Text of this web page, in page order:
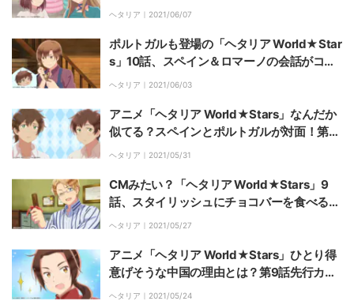
第11話先行カット＆あらすじ公開
ヘタリア｜ 2021/06/07
ポルトガルも登場の「ヘタリア World★Star
s」10話、スペイン＆ロマーノの会話がコミ
カルで楽しすぎる
ヘタリア｜ 2021/06/03
アニメ「ヘタリア World★Stars」なんだか
似てる？スペインとポルトガルが対面！第10
話先行カット＆あらすじ公開
ヘタリア｜ 2021/05/31
CMみたい？「ヘタリア World★Stars」9
話、スタイリッシュにチョコバーを食べるア
メリカに腹筋崩壊！「最高にきまってた」
ヘタリア｜ 2021/05/27
アニメ「ヘタリア World★Stars」ひとり得
意げそうな中国の理由とは？第9話先行カッ
ト＆あらすじ公開
ヘタリア｜ 2021/05/24